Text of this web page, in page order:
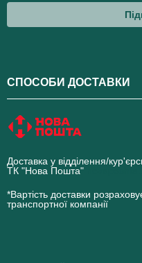
СПОСОБИ ДОСТАВКИ
Доставка у відділення/
ТК "Нова Пошта"
*Вартість доставки
транспортної компанії